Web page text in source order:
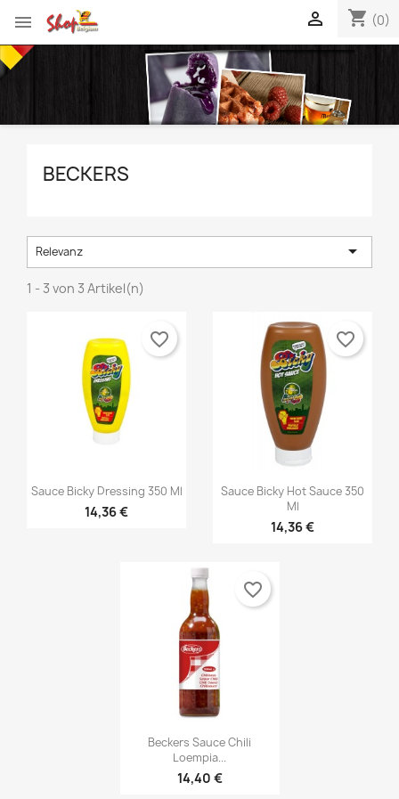
Wunschliste erstellen
 shopping_cart (0)

BECKERS
Relevanz 
1 - 3 von 3 Artikel(n)
Vorschau
Sauce Bicky Dressing 350 Ml
14,36 €
favorite_border
Vorschau
Sauce Bicky Hot Sauce 350
Ml
14,36 €
favorite_border
Vorschau
Beckers Sauce Chili
Loempia...
14,40 €
favorite_border